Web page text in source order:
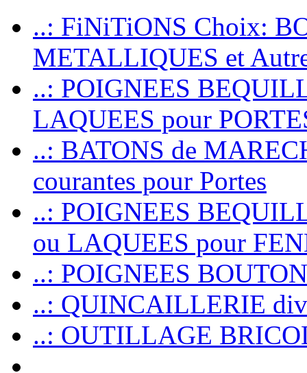
..: FiNiTiONS Choix:
METALLIQUES et
..: POIGNEES
LAQUEES pour
..: BATONS de
courantes pour Portes
..: POIGNEES
ou LAQUEES pour
..: POIGNEES
..: QUINCAILLERIE
..: OUTILLAGE